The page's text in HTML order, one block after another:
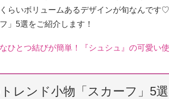
らいボリュームあるデザインが旬なんです
」5選をご紹介します！
ひとつ結びが簡単！『シュシュ』の可愛い
レンド小物「スカーフ」5選